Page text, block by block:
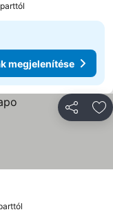
megjelenítése